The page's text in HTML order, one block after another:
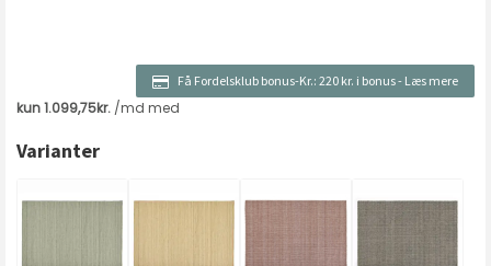
Få Fordelsklub bonus-Kr.: 220 kr. i bonus- Læs mere
Varianter